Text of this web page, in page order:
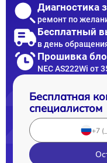
Диагностика
ремонт по
Бесплатный
в день
Прошивка
NEC AS222Wi от
Бесплатная
специалистом